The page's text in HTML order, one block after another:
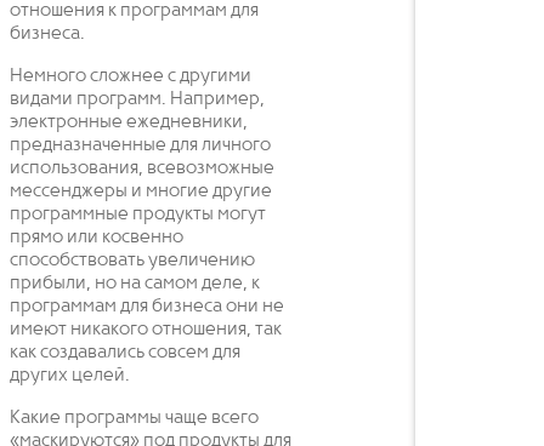
отношения к программам для
бизнеса.
Немного сложнее с другими
видами программ. Например,
электронные ежедневники,
предназначенные для личного
использования, всевозможные
мессенджеры и многие другие
программные продукты могут
прямо или косвенно
способствовать увеличению
прибыли, но на самом деле, к
программам для бизнеса они не
имеют никакого отношения, так
как создавались совсем для
других целей.
Какие программы чаще всего
«маскируются» под продукты для